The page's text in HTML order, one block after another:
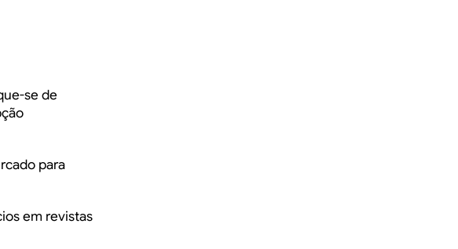
se de
para
em revistas